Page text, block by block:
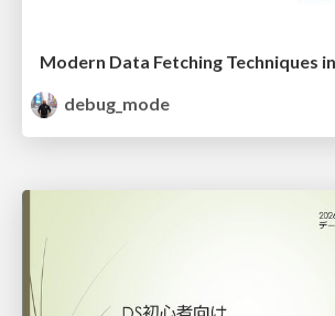
Modern Data Fetching Techniques
debug_mode